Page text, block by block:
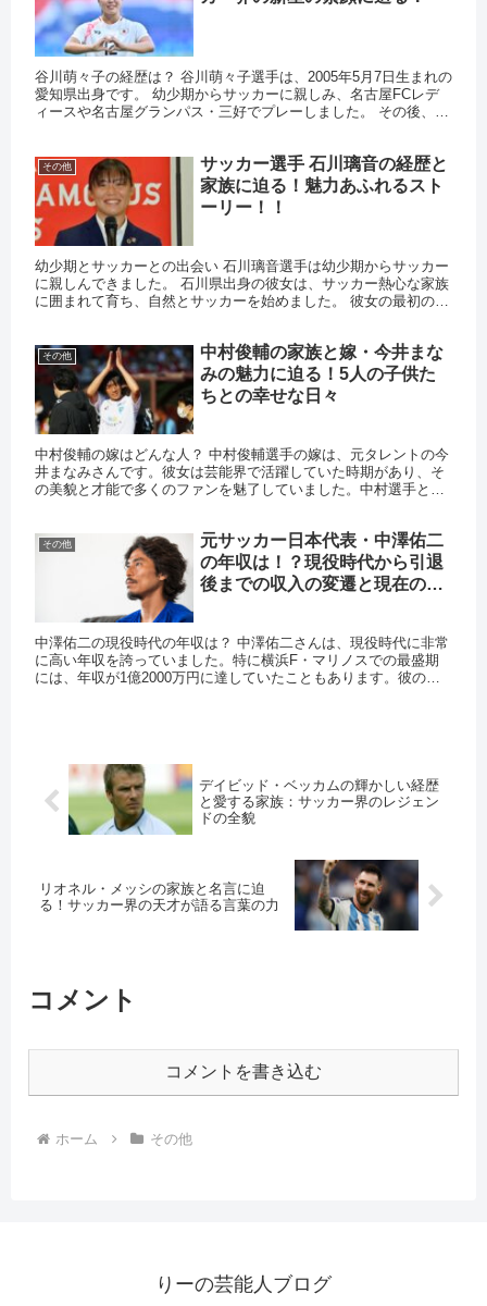
谷川萌々子の経歴は？ 谷川萌々子選手は、2005年5月7日生まれの
愛知県出身です。 幼少期からサッカーに親しみ、名古屋FCレデ
ィースや名古屋グランパス・三好でプレーしました。 その後、
その他
サッカー選手 石川璃音の経歴と
家族に迫る！魅力あふれるスト
ーリー！！
幼少期とサッカーとの出会い 石川璃音選手は幼少期からサッカー
に親しんできました。 石川県出身の彼女は、サッカー熱心な家族
に囲まれて育ち、自然とサッカーを始めました。 彼女の最初のサ
その他
中村俊輔の家族と嫁・今井まな
みの魅力に迫る！5人の子供た
ちとの幸せな日々
中村俊輔の嫁はどんな人？ 中村俊輔選手の嫁は、元タレントの今
井まなみさんです。彼女は芸能界で活躍していた時期があり、そ
の美貌と才能で多くのファンを魅了していました。中村選手と結
その他
元サッカー日本代表・中澤佑二
の年収は！？現役時代から引退
後までの収入の変遷と現在の活
中澤佑二の現役時代の年収は？ 中澤佑二さんは、現役時代に非常
に高い年収を誇っていました。特に横浜F・マリノスでの最盛期
には、年収が1億2000万円に達していたこともあります。彼の年
デイビッド・ベッカムの輝かしい経歴
と愛する家族：サッカー界のレジェン
ドの全貌
リオネル・メッシの家族と名言に迫
る！サッカー界の天才が語る言葉の力
コメント
コメントを書き込む
ホーム その他
りーの芸能人ブログ